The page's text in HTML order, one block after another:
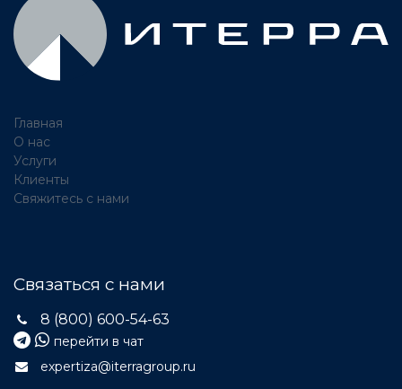
Главная
О нас
Услуги
Клиенты
Свяжитесь с нами
Связаться с нами
8 (800) 600-54-63
перейти в чат
expertiza@iterragroup.ru